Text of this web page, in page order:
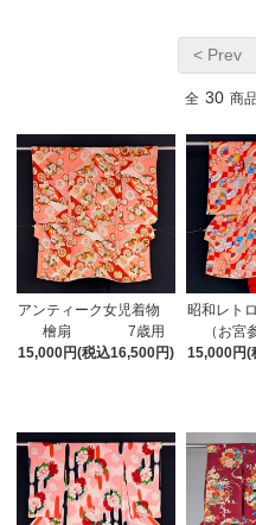
< Prev
全 30 商品
アンティーク女児着物
檜扇 7歳用
15,000円(税込16,500円)
昭和レト
（お宮
15,000円(